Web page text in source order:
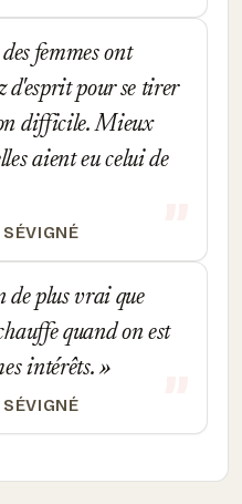
femmes ont
d'esprit pour se tirer
difficile. Mieux
aient eu celui de
plus vrai que
quand on est
intérêts.